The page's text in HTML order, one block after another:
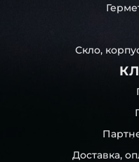
Скло,
Доставка,